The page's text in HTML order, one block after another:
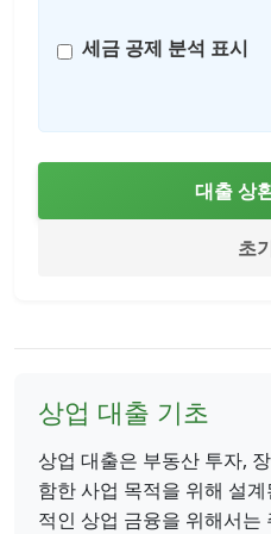
세금 공제 분석 표시
대출 상
초
상업 대출 기초
상업 대출은 부동산 투자,
함한 사업 목적을 위해 설
적인 상업 금융을 위해서는